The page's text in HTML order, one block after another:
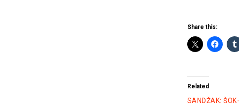
Share this:
Related
SANDŽAK: